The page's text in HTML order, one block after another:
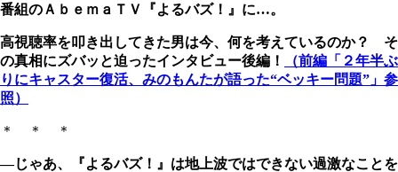
番組の ＡｂｅｍａＴＶ『よるバズ！』 に…。
高視聴率を叩き出してきた男は今、何を考えているのか？ そ
の真相にズバッと迫ったインタビュー後編！
（前編「２年半ぶ
りにキャスター復活、みのもんたが語った“ベッキー問題”」参
照）
＊ ＊ ＊
―じゃあ、『よるバズ！』は地上波ではできない過激なことを